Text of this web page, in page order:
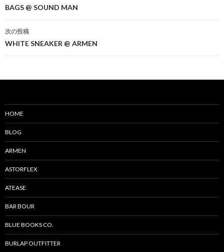
投
稿
ナ
ゲ
シ
ョ
ン
BAGS @ SOUND MAN
次の投稿
WHITE SNEAKER @ ARMEN
HOME
BLOG
ARMEN
ASTORFLEX
ATEASE
BAR BOUR
BLUE BOOKS CO.
BURLAP OUTFITTER